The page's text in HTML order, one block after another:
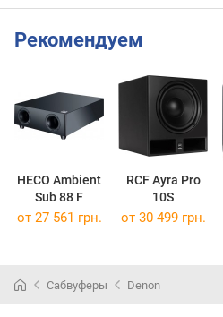
Рекомендуем
HECO Ambient
Sub 88 F
RCF Ayra Pro
10S
от 27 561 грн. от 30 499 грн.
Сабвуферы Denon